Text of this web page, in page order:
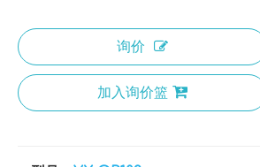
询价
加入询价篮